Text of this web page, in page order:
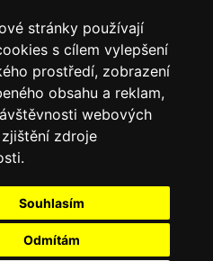
stránky používají
s cílem vylepšení
prostředí, zobrazení
obsahu a reklam,
webových
zdroje
Souhlasím
Odmítám